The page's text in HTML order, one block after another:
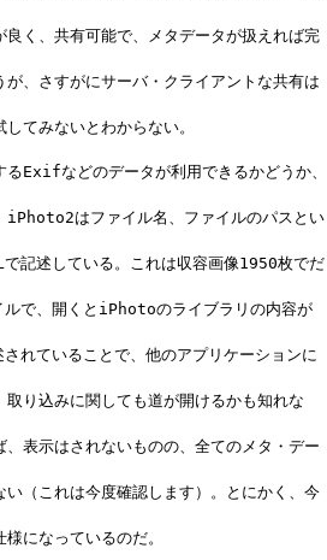
良く、共有可能で、メタデータが扱えれば完
、さすがにサーバ・クライアントな共有は
てみないとわからない。
るExifなどのデータが利用できるかどうか、
iPhoto2はファイル名、ファイルのパスとい
で記述している。これは収容画像1950枚でだ
ルで、開くとiPhotoのライブラリの内容が
れていることで、他のアプリケーションに
り込みに関しても道が開けるかも知れな
表示はされないものの、全てのメタ・デー
い（これは今度確認します）。とにかく、今
になっているのだ。